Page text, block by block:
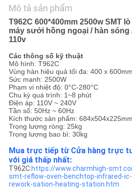
LINE
SƠ
ĐỒ
TRANG
WEB
CHÍNH
SÁCH
BẢO
MẬT
Mô tả sản phẩm
T962C 600*400mm 2500w SMT
máy sưởi hồng ngoại / hàn
110v
Các thông số kỹ thuật
Mô hình: T962C
Vùng hàn hiệu quả tối đa: 400 x
Sức mạnh: 2500W
Phạm vi nhiệt độ: 0°C-280°C
Chu kỳ quá trình: 1~8 phút
Điện áp: 110V ~ 240V
Tần số: 50Hz ~ 60Hz
Kích thước sản phẩm: 684x504x225mm
Trọng lượng ròng: 25kg
Trọng lượng bao bì: 30kg
Mua trực tiếp từ Cửa hàng trực
với giá thấp nhất:
T962C:https://www.charmhigh-
smt-reflow-oven-benchtop-infrared-
rework-sation-heating-station.htm